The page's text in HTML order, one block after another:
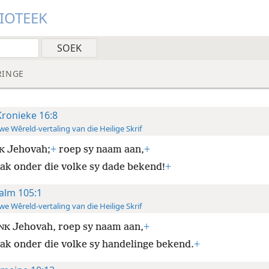
16:8
Wêreld-vertaling van die Heilige Skrif
Jehovah;+roep sy naam aan,+
onder die volke sy dade bekend!+
105:1
Wêreld-vertaling van die Heilige Skrif
Jehovah, roep sy naam aan,+
onder die volke sy handelinge bekend.+